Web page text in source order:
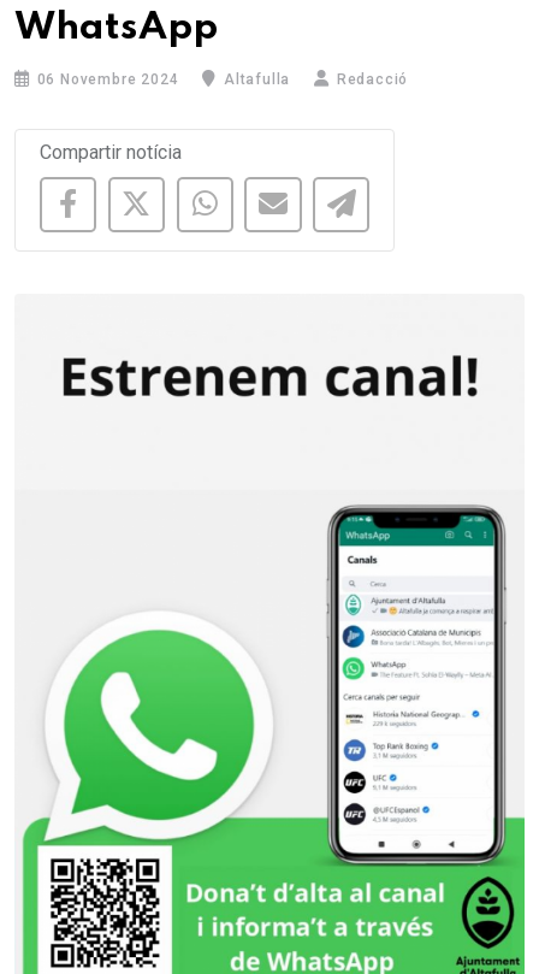
WhatsApp
06 Novembre 2024 Altafulla Redacció
Compartir notícia